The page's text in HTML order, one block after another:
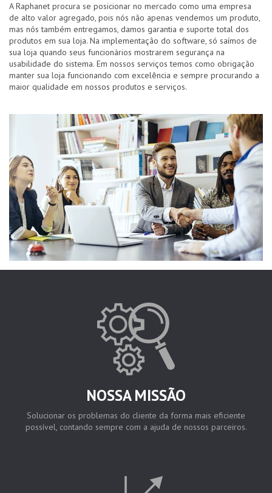
A Raphanet procura se posicionar no mercado como uma empresa
de alto valor agregado, pois nós não apenas vendemos um produto,
mas nós também entregamos, damos garantia e suporte total dos
produtos em sua loja. Na implementação do software, só saímos de
sua loja quando seus funcionários mostrarem segurança na
usabilidade do sistema. Em nossos serviços temos como obrigação
manter sua loja funcionando com excelência e sempre procurando a
maior qualidade em nossos produtos e serviços.
NOSSA MISSÃO
Solucionar os problemas do cliente da forma mais eficiente
possível, contando sempre com a ajuda de nossos parceiros.